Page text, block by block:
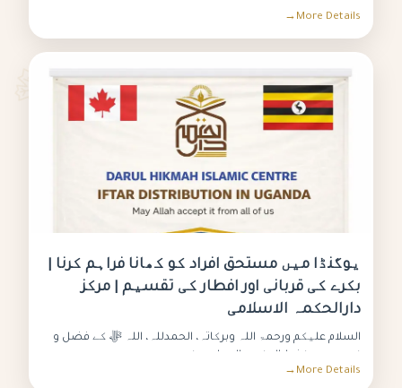
More Details
یوگنڈا میں مستحق افراد کو کھانا فراہم کرنا |
بکرے کی قربانی اور افطار کی تقسیم | مرکز
دارالحکمہ الاسلامی
السلام علیکم ورحمۃ اللہ وبرکاتہ، الحمدللہ، اللہ ﷻ کے فضل و
More Details